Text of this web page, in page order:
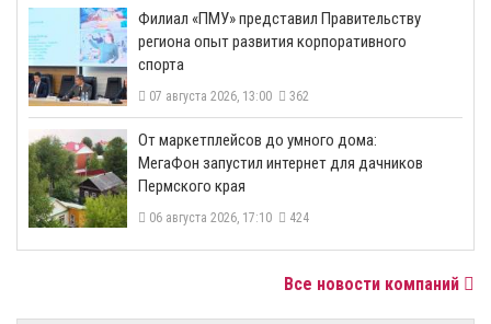
​Филиал «ПМУ» представил Правительству
региона опыт развития корпоративного
спорта
07 августа 2026, 13:00 362
От маркетплейсов до умного дома:
МегаФон запустил интернет для дачников
Пермского края
06 августа 2026, 17:10 424
Все новости компаний